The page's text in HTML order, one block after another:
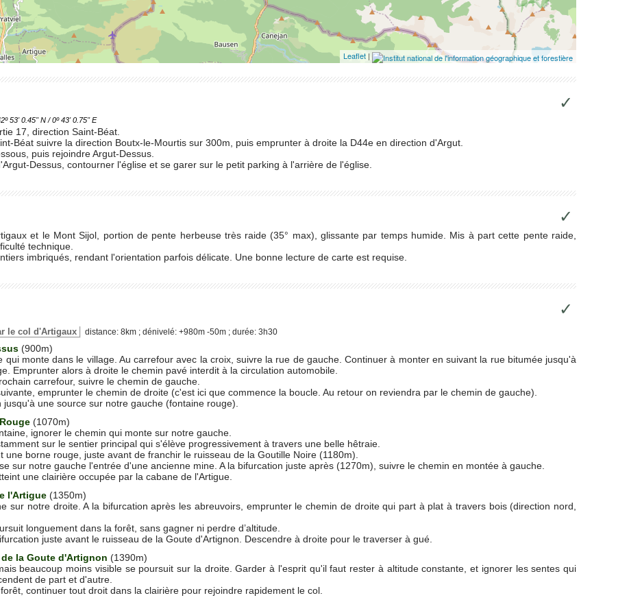
Leaflet |
✓
53' 0.45'' N / 0º 43' 0.75'' E
17, direction Saint-Béat.
Béat suivre la direction Boutx-le-Mourtis sur 300m, puis emprunter à droite la D44e en direction d'Argut.
puis rejoindre Argut-Dessus.
Dessus, contourner l'église et se garer sur le petit parking à l'arrière de l'église.
✓
et le Mont Sijol, portion de pente herbeuse très raide (35° max), glissante par temps humide. Mis à part cette pente raide,
technique.
imbriqués, rendant l'orientation parfois délicate. Une bonne lecture de carte est requise.
✓
le col d'Artigaux distance: 8km ; dénivelé: +980m -50m ; durée: 3h30
(900m)
qui monte dans le village. Au carrefour avec la croix, suivre la rue de gauche. Continuer à monter en suivant la rue bitumée jusqu'à
Emprunter alors à droite le chemin pavé interdit à la circulation automobile.
carrefour, suivre le chemin de gauche.
emprunter le chemin de droite (c'est ici que commence la boucle. Au retour on reviendra par le chemin de gauche).
jusqu'à une source sur notre gauche (fontaine rouge).
(1070m)
ignorer le chemin qui monte sur notre gauche.
sur le sentier principal qui s'élève progressivement à travers une belle hêtraie.
une borne rouge, juste avant de franchir le ruisseau de la Goutille Noire (1180m).
sur notre gauche l'entrée d'une ancienne mine. A la bifurcation juste après (1270m), suivre le chemin en montée à gauche.
une clairière occupée par la cabane de l'Artigue.
l'Artigue (1350m)
sur notre droite. A la bifurcation après les abreuvoirs, emprunter le chemin de droite qui part à plat à travers bois (direction nord,
longuement dans la forêt, sans gagner ni perdre d’altitude.
juste avant le ruisseau de la Goute d'Artignon. Descendre à droite pour le traverser à gué.
la Goute d'Artignon (1390m)
beaucoup moins visible se poursuit sur la droite. Garder à l'esprit qu'il faut rester à altitude constante, et ignorer les sentes qui
de part et d'autre.
continuer tout droit dans la clairière pour rejoindre rapidement le col.